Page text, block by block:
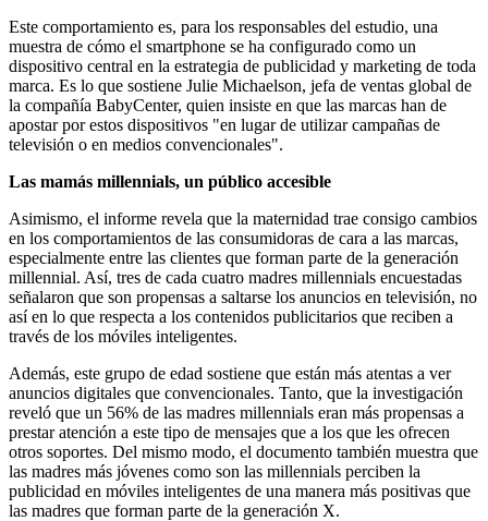
Este comportamiento es, para los responsables del estudio, una
muestra de cómo el smartphone se ha configurado como un
dispositivo central en la estrategia de publicidad y marketing de toda
marca. Es lo que sostiene Julie Michaelson, jefa de ventas global de
la compañía BabyCenter, quien insiste en que las marcas han de
apostar por estos dispositivos "en lugar de utilizar campañas de
televisión o en medios convencionales".
Las mamás millennials, un público accesible
Asimismo, el informe revela que la maternidad trae consigo cambios
en los comportamientos de las consumidoras de cara a las marcas,
especialmente entre las clientes que forman parte de la generación
millennial. Así, tres de cada cuatro madres millennials encuestadas
señalaron que son propensas a saltarse los anuncios en televisión, no
así en lo que respecta a los contenidos publicitarios que reciben a
través de los móviles inteligentes.
Además, este grupo de edad sostiene que están más atentas a ver
anuncios digitales que convencionales. Tanto, que la investigación
reveló que un 56% de las madres millennials eran más propensas a
prestar atención a este tipo de mensajes que a los que les ofrecen
otros soportes. Del mismo modo, el documento también muestra que
las madres más jóvenes como son las millennials perciben la
publicidad en móviles inteligentes de una manera más positivas que
las madres que forman parte de la generación X.